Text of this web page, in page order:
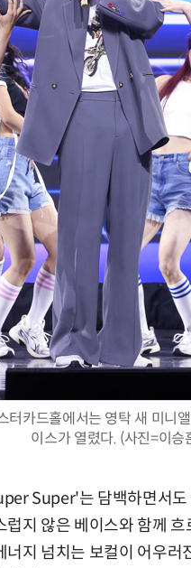
터카드홀에서는 영탁 새 미
이스가 열렸다. (사진=이승
Super'는 담백하면서
럽지 않은 베이스와 함께
지 넘치는 보컬이 어우러